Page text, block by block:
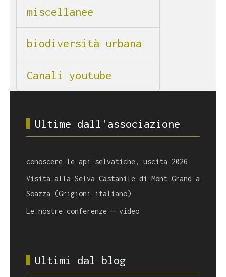
miscellanee
biodiversità urbana
Canali youtube
Ultime dall'associazione
conoscere le api selvatiche, uscita 2026
Visita alla Selva Castanile di Mont Grand a
Soazza (Grigioni italiano)
Le nostre conferenze — video
Ultimi dal blog